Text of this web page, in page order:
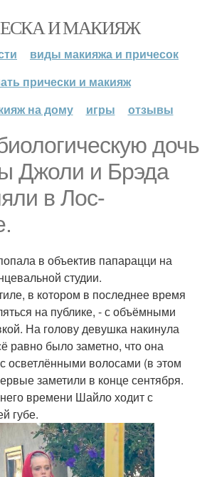
И МАКИЯЖ
виды макияжа и причесок
прически и макияж
на дому
игры отзывы
дочь
Джоли и Брэда
в Лос-
в объектив папарацци на
студии.
в котором в последнее время
на публике, - с объёмными
На голову девушка накинула
равно было заметно, что она
осветлёнными волосами (в этом
заметили в конце сентября.
времени Шайло ходит с
губе.